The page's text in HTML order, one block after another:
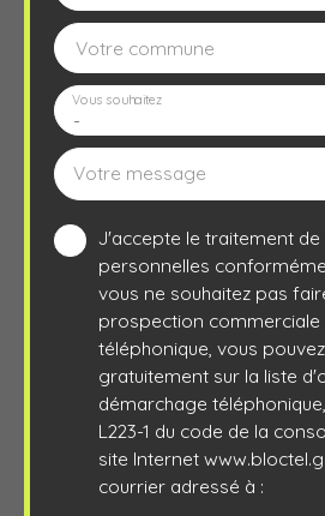
Votre commune
-
Vous souhaitez
Votre message
J'accepte le traitement
personnelles
vous ne souhaitez pas
prospection commerciale
téléphonique, vous
gratuitement sur la liste
démarchage
L223-1 du code de la
site Internet
courrier adressé à :